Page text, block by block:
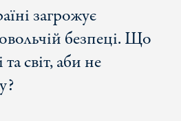
загрожує
безпеці. Що
світ, аби не